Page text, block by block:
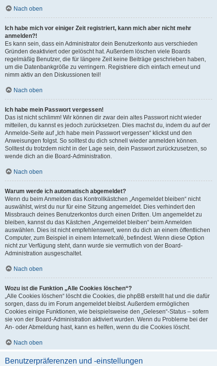
Nach oben
Ich habe mich vor einiger Zeit registriert, kann mich aber nicht mehr
anmelden?!
Es kann sein, dass ein Administrator dein Benutzerkonto aus verschieden
Gründen deaktiviert oder gelöscht hat. Außerdem löschen viele Boards
regelmäßig Benutzer, die für längere Zeit keine Beiträge geschrieben haben,
um die Datenbankgröße zu verringern. Registriere dich einfach erneut und
nimm aktiv an den Diskussionen teil!
Nach oben
Ich habe mein Passwort vergessen!
Das ist nicht schlimm! Wir können dir zwar dein altes Passwort nicht wieder
mitteilen, du kannst es jedoch zurücksetzen. Dies machst du, indem du auf der
Anmelde-Seite auf „Ich habe mein Passwort vergessen“ klickst und den
Anweisungen folgst. So solltest du dich schnell wieder anmelden können.
Solltest du trotzdem nicht in der Lage sein, dein Passwort zurückzusetzen, so
wende dich an die Board-Administration.
Nach oben
Warum werde ich automatisch abgemeldet?
Wenn du beim Anmelden das Kontrollkästchen „Angemeldet bleiben“ nicht
auswählst, wirst du nur für eine Sitzung angemeldet. Dies verhindert den
Missbrauch deines Benutzerkontos durch einen Dritten. Um angemeldet zu
bleiben, kannst du das Kästchen „Angemeldet bleiben“ beim Anmelden
auswählen. Dies ist nicht empfehlenswert, wenn du dich an einem öffentlichen
Computer, zum Beispiel in einem Internetcafé, befindest. Wenn diese Option
nicht zur Verfügung steht, dann wurde sie vermutlich von der Board-
Administration ausgeschaltet.
Nach oben
Wozu ist die Funktion „Alle Cookies löschen“?
„Alle Cookies löschen“ löscht die Cookies, die phpBB erstellt hat und die dafür
sorgen, dass du im Forum angemeldet bleibst. Außerdem ermöglichen
Cookies einige Funktionen, wie beispielsweise den „Gelesen“-Status – sofern
sie von der Board-Administration aktiviert wurden. Wenn du Probleme bei der
An- oder Abmeldung hast, kann es helfen, wenn du die Cookies löscht.
Nach oben
Benutzerpräferenzen und -einstellungen